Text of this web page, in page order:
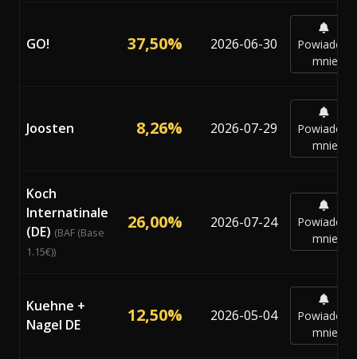
GO! 37,50% 2026-06-30
Powiadom
mnie
Joosten 8,26% 2026-07-29
Powiadom
mnie
Koch
Internatinale
(DE) (BAF (Base
1.15€))
26,00% 2026-07-24
Powiadom
mnie
Kuehne +
Nagel DE
12,50% 2026-05-04
Powiadom
mnie